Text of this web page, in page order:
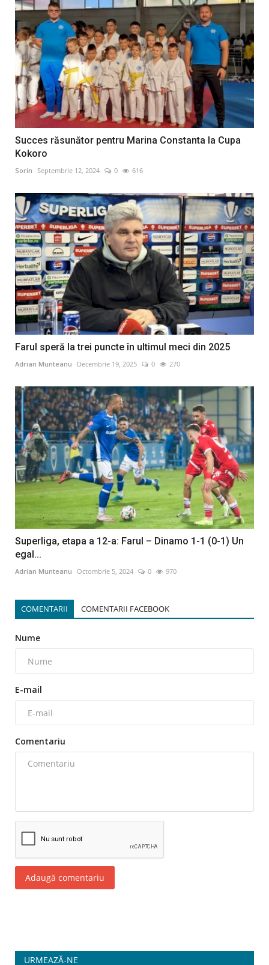
Succes răsunător pentru Marina Constanta la Cupa
Kokoro
Sorin Septembrie 12, 2024 0 616
Farul speră la trei puncte în ultimul meci din 2025
Adrian Munteanu Decembrie 19, 2025 0 270
Superliga, etapa a 12-a: Farul – Dinamo 1-1 (0-1) Un
egal...
Adrian Munteanu Octombrie 5, 2024 0 970
COMENTARII COMENTARII FACEBOOK
Nume
E-mail
Comentariu
Adaugă comentariu
URMEAZĂ-NE